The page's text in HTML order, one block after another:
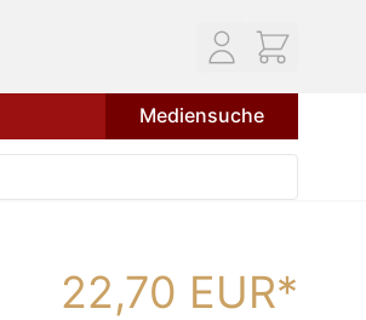
Mediensuche
22,70 EUR